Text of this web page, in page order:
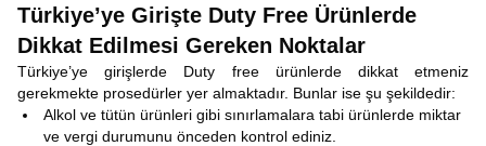
Türkiye’ye Girişte Duty Free Ürünlerde
Dikkat Edilmesi Gereken Noktalar
Türkiye’ye girişlerde Duty free ürünlerde dikkat etmeniz
gerekmekte prosedürler yer almaktadır. Bunlar ise şu şekildedir:
Alkol ve tütün ürünleri gibi sınırlamalara tabi ürünlerde miktar
ve vergi durumunu önceden kontrol ediniz.